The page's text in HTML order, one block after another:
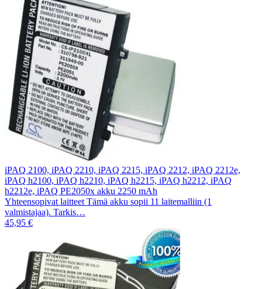
iPAQ 2100, iPAQ 2210, iPAQ 2215, iPAQ 2212, iPAQ 2212e,
iPAQ h2100, iPAQ h2210, iPAQ h2215, iPAQ h2212, iPAQ
h2212e, iPAQ PE2050x akku 2250 mAh
Yhteensopivat laitteet Tämä akku sopii 11 laitemalliin (1
valmistajaa). Tarkis…
45,95 €